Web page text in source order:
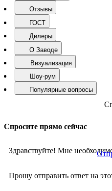
Отзывы
ГОСТ
Дилеры
О Заводе
Визуализация
Шоу-рум
Популярные вопросы
Спросите прямо сейчас
Здравствуйте! Мне
Прошу отправить ответ на